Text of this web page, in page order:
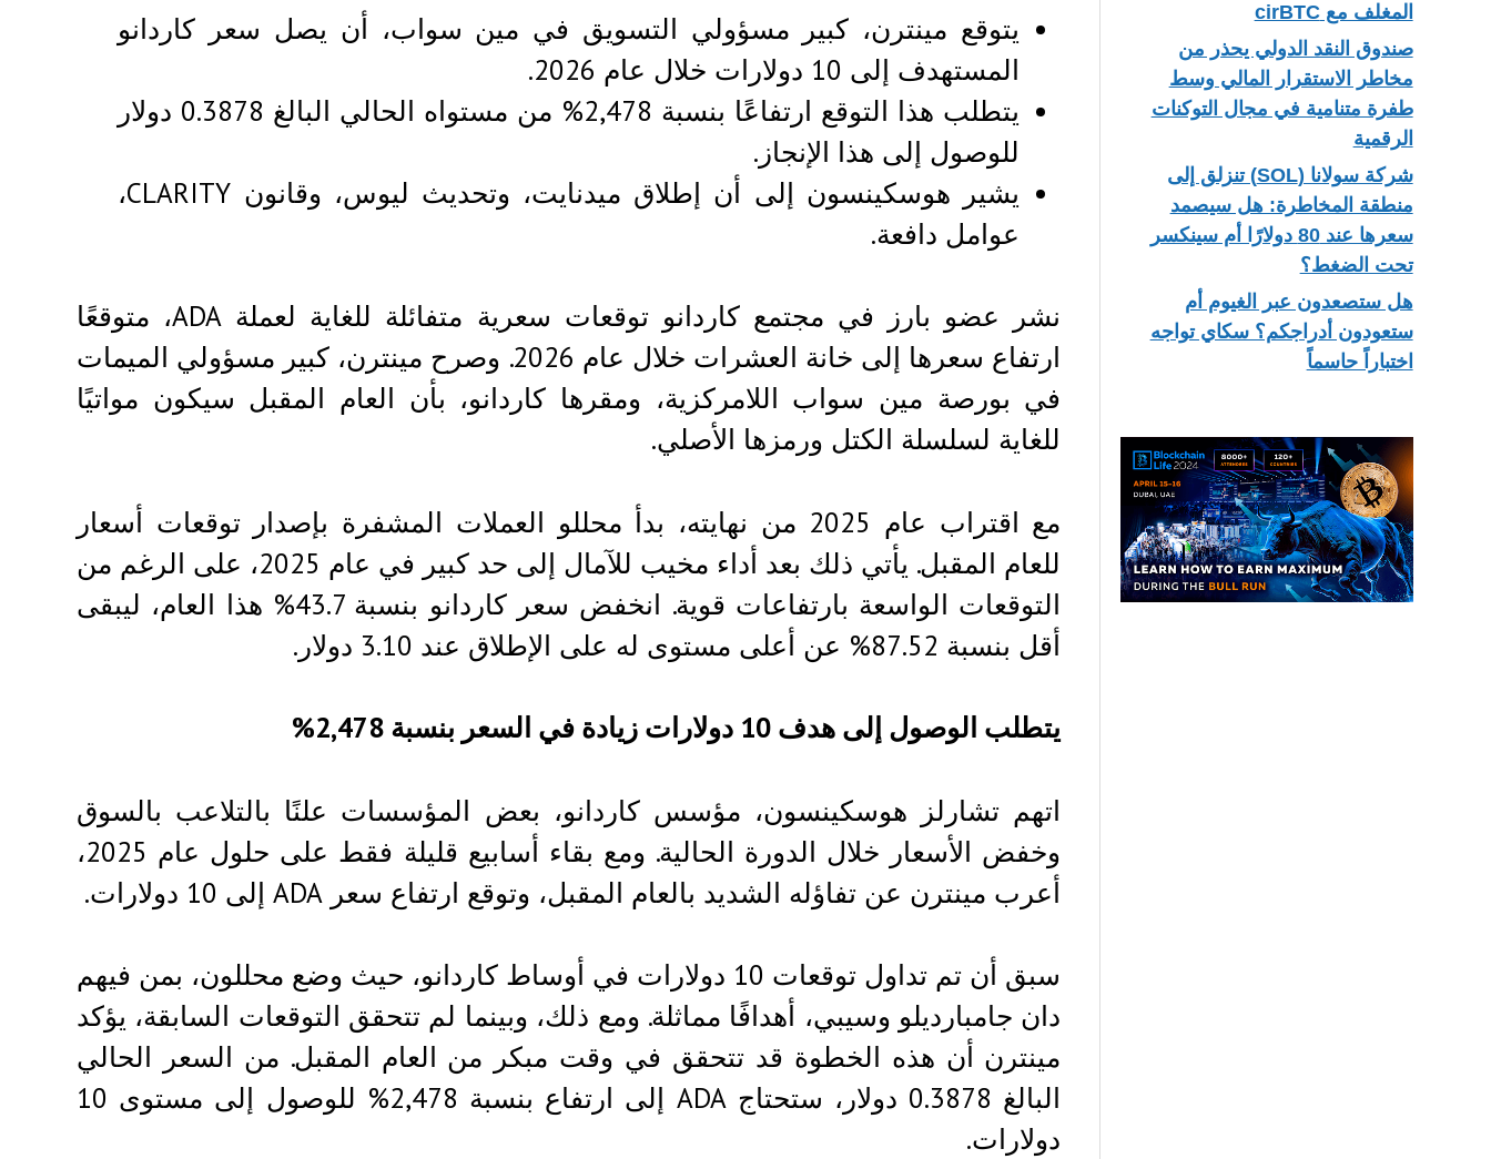
المغلف مع cirBTC
صندوق النقد الدولي يحذر من
مخاطر الاستقرار المالي وسط
طفرة متنامية في مجال التوكنات
الرقمية
شركة سولانا (SOL) تنزلق إلى
منطقة المخاطرة: هل سيصمد
سعرها عند 80 دولارًا أم سينكسر
تحت الضغط؟
هل ستصعدون عبر الغيوم أم
ستعودون أدراجكم؟ سكاي تواجه
اختباراً حاسماً
يتوقع مينترن، كبير مسؤولي التسويق في مين سواب، أن يصل سعر كاردانو
المستهدف إلى 10 دولارات خلال عام 2026.
يتطلب هذا التوقع ارتفاعًا بنسبة 2,478% من مستواه الحالي البالغ 0.3878 دولار
للوصول إلى هذا الإنجاز.
يشير هوسكينسون إلى أن إطلاق ميدنايت، وتحديث ليوس، وقانون CLARITY،
عوامل دافعة.
نشر عضو بارز في مجتمع كاردانو توقعات سعرية متفائلة للغاية لعملة ADA، متوقعًا
ارتفاع سعرها إلى خانة العشرات خلال عام 2026. وصرح مينترن، كبير مسؤولي الميمات
في بورصة مين سواب اللامركزية، ومقرها كاردانو، بأن العام المقبل سيكون مواتيًا
للغاية لسلسلة الكتل ورمزها الأصلي.
مع اقتراب عام 2025 من نهايته، بدأ محللو العملات المشفرة بإصدار توقعات أسعار
للعام المقبل. يأتي ذلك بعد أداء مخيب للآمال إلى حد كبير في عام 2025، على الرغم من
التوقعات الواسعة بارتفاعات قوية. انخفض سعر كاردانو بنسبة 43.7% هذا العام، ليبقى
أقل بنسبة 87.52% عن أعلى مستوى له على الإطلاق عند 3.10 دولار.
يتطلب الوصول إلى هدف 10 دولارات زيادة في السعر بنسبة 2,478%
اتهم تشارلز هوسكينسون، مؤسس كاردانو، بعض المؤسسات علنًا بالتلاعب بالسوق
وخفض الأسعار خلال الدورة الحالية. ومع بقاء أسابيع قليلة فقط على حلول عام 2025،
أعرب مينترن عن تفاؤله الشديد بالعام المقبل، وتوقع ارتفاع سعر ADA إلى 10 دولارات.
سبق أن تم تداول توقعات 10 دولارات في أوساط كاردانو، حيث وضع محللون، بمن فيهم
دان جامبارديلو وسيبي، أهدافًا مماثلة. ومع ذلك، وبينما لم تتحقق التوقعات السابقة، يؤكد
مينترن أن هذه الخطوة قد تتحقق في وقت مبكر من العام المقبل. من السعر الحالي
البالغ 0.3878 دولار، ستحتاج ADA إلى ارتفاع بنسبة 2,478% للوصول إلى مستوى 10
دولارات.